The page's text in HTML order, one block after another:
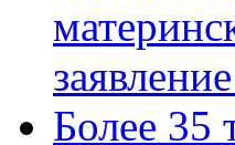
Более 35